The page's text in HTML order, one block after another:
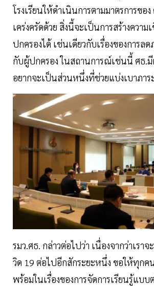
โรงเรียนให้ดำเนินการตามมาตรการของ
เคร่งครัดด้วย สิ่งนี้จะเป็นการสร้างควา
ปกครองได้ เช่นเดียวกับเรื่องของการลด
กับผู้ปกครอง ในสถานการณ์เช่นนี้ ศธ.มี
อยากจะเป็นส่วนหนึ่งที่ช่วยแบ่งเบาภาร
รมว.ศธ. กล่าวต่อไปว่า เนื่องจากว่าเราจ
วิด 19 ต่อไปอีกสักระยะหนึ่ง ขอให้ทุกค
พร้อมในเรื่องของการจัดการเรียนรู้แบบ